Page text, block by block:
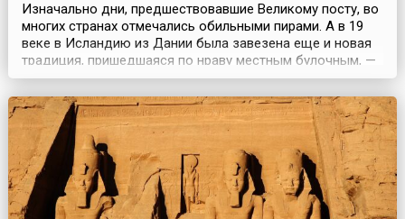
Изначально дни, предшествовавшие Великому посту, во
многих странах отмечались обильными пирами. А в 19
веке в Исландию из Дании была завезена еще и новая
традиция, пришедшаяся по нраву местным булочным, —
а именно, потреблять особенного вида пирожные,
наполненные взбитыми сливками и политые
глазурью.День пирожных в Исландии (Buns Day или
Bolludagur) отмечается ежегодно по всей стране в
понедел...